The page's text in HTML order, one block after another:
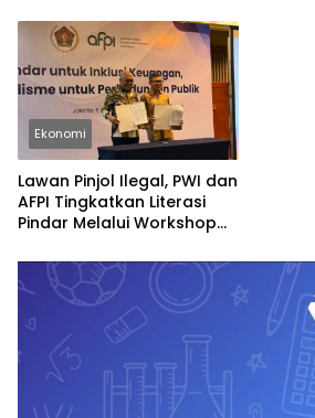
Saing Industri Digital
Ekonomi
Lawan Pinjol Ilegal, PWI dan
AFPI Tingkatkan Literasi
Pindar Melalui Workshop